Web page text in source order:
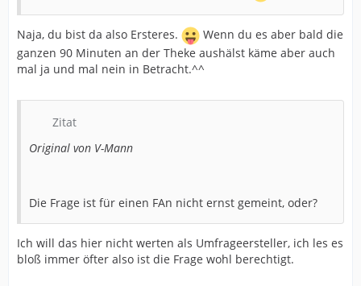
Naja, du bist da also Ersteres.
Wenn du es aber bald die
ganzen 90 Minuten an der Theke aushälst käme aber auch
mal ja und mal nein in Betracht.^^
Zitat
Original von V-Mann
Die Frage ist für einen FAn nicht ernst gemeint, oder?
Ich will das hier nicht werten als Umfrageersteller, ich les es
bloß immer öfter also ist die Frage wohl berechtigt.